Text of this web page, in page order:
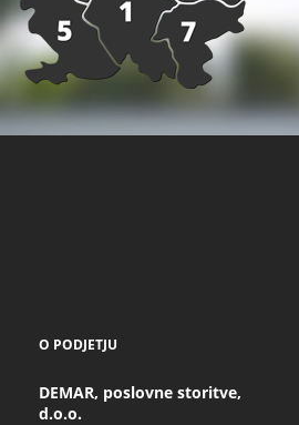
O PODJETJU
DEMAR, poslovne storitve,
d.o.o.